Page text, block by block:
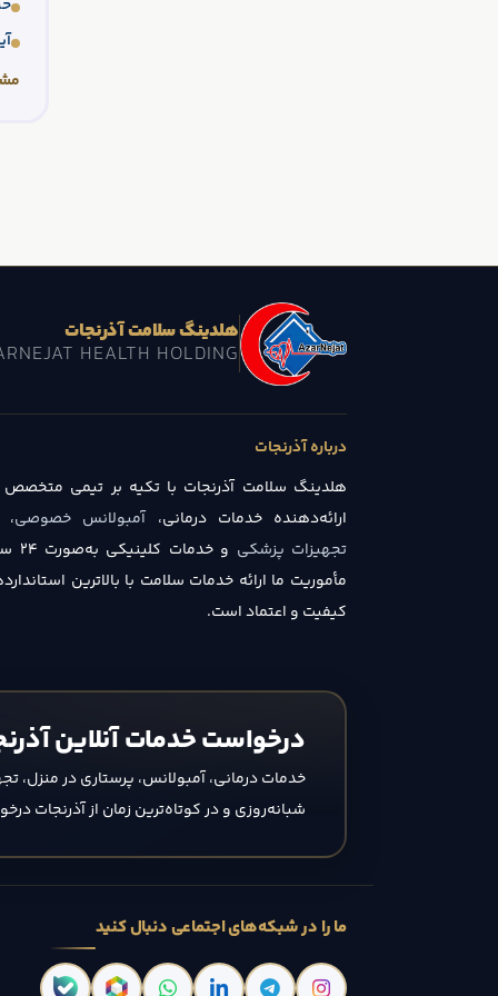
هلدینگ سلامت آذرنجات
HEALTH HOLDING
درباره آذرنجات
هلدینگ سلامت آذرنجات با تکیه بر تیمی
ارائه‌دهنده خدمات درمانی، آمبولانس خصوصی،
تجهیزات پزشکی
و
مأموریت ما ارائه خدمات سلامت با بالاترین
کیفیت و اعتماد است.
درخواست خدمات آنلاین
خدمات درمانی، آمبولانس، پرستاری در منزل،
شبانه‌روزی و در کوتاه‌ترین زمان از آذرنجات
ما را در شبکه‌های اجتماعی دنبال کنید